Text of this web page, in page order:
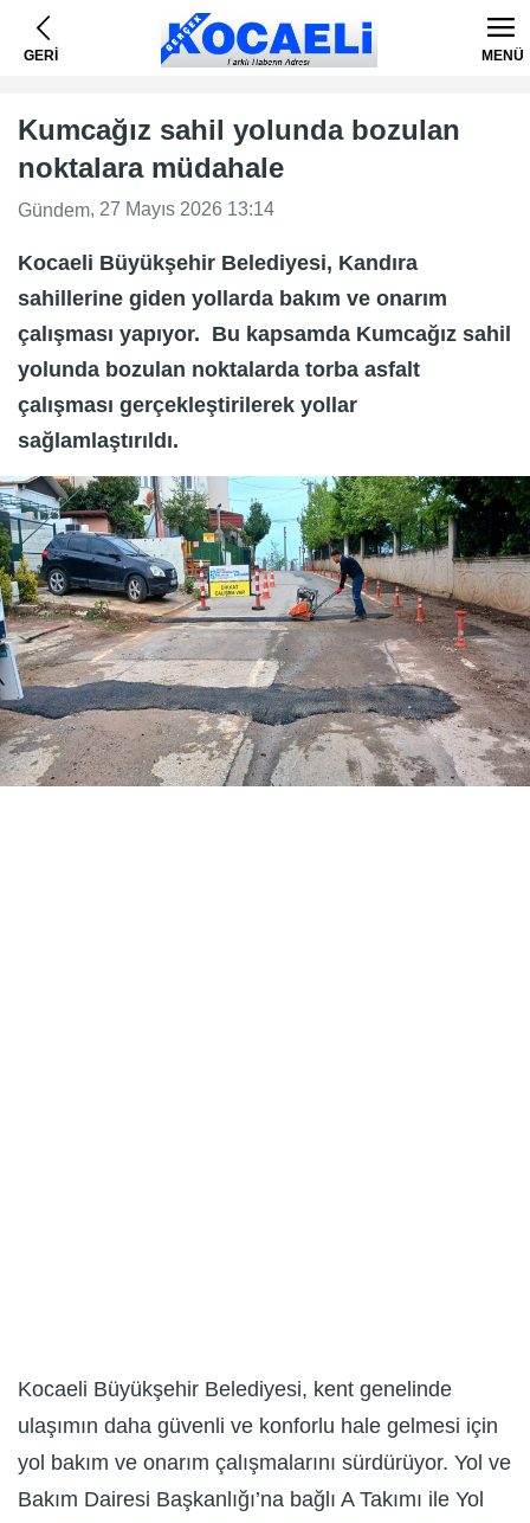
GERİ MENÜ
Kumcağız sahil yolunda bozulan
noktalara müdahale
Gündem, 27 Mayıs 2026 13:14
Kocaeli Büyükşehir Belediyesi, Kandıra
sahillerine giden yollarda bakım ve onarım
çalışması yapıyor. Bu kapsamda Kumcağız sahil
yolunda bozulan noktalarda torba asfalt
çalışması gerçekleştirilerek yollar
sağlamlaştırıldı.
Kocaeli Büyükşehir Belediyesi, kent genelinde
ulaşımın daha güvenli ve konforlu hale gelmesi için
yol bakım ve onarım çalışmalarını sürdürüyor. Yol ve
Bakım Dairesi Başkanlığı’na bağlı A Takımı ile Yol